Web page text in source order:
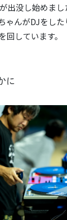
出没し始めま
ゃんがDJをし
回しています。
に